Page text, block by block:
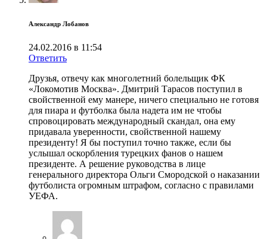
Александр Лобанов
24.02.2016 в 11:54
Ответить
Друзья, отвечу как многолетний болельщик ФК
«Локомотив Москва». Дмитрий Тарасов поступил в
свойственной ему манере, ничего специально не готовя
для пиара и футболка была надета им не чтобы
спровоцировать международный скандал, она ему
придавала уверенности, свойственной нашему
президенту! Я бы поступил точно также, если бы
услышал оскорбления турецких фанов о нашем
президенте. А решение руководства в лице
генерального директора Ольги Смородской о наказании
футболиста огромным штрафом, согласно с правилами
УЕФА.